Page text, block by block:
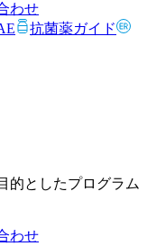
わせ
抗菌薬ガイド
的としたプログラム
わせ